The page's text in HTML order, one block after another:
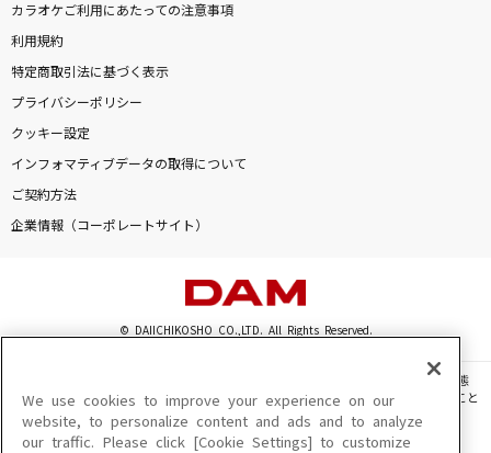
カラオケご利用にあたっての注意事項
利用規約
特定商取引法に基づく表示
プライバシーポリシー
クッキー設定
インフォマティブデータの取得について
ご契約方法
企業情報（コーポレートサイト）
© DAIICHIKOSHO CO.,LTD. All Rights Reserved.
このサイトに掲載されている一切の文章・画像・写真・動画・音声等を、手段や形態
を問わず、著作権法の定める範囲を超えて無断で複製、転載、ファイル化などすること
を禁じます。
楽曲及びコンテンツは、機種によりご利用いただけない場合があります。
We use cookies to improve your experience on our
website, to personalize content and ads and to analyze
our traffic. Please click [Cookie Settings] to customize